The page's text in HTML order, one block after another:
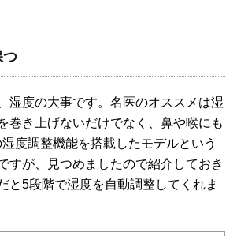
つ
湿度の大事です。名医のオススメは湿
巻き上げないだけでなく、鼻や喉にも
度調整機能を搭載したモデルという
すが、見つめましたので紹介しておき
と5段階で湿度を自動調整してくれま